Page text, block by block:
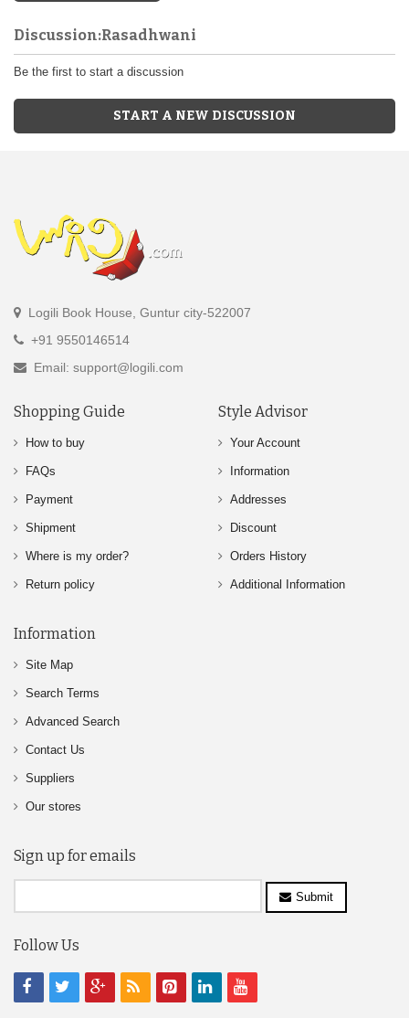
Discussion:Rasadhwani
Be the first to start a discussion
START A NEW DISCUSSION
Logili Book House, Guntur city-522007
+91 9550146514
Email: support@logili.com
Shopping Guide
How to buy
FAQs
Payment
Shipment
Where is my order?
Return policy
Style Advisor
Your Account
Information
Addresses
Discount
Orders History
Additional Information
Information
Site Map
Search Terms
Advanced Search
Contact Us
Suppliers
Our stores
Sign up for emails
Submit
Follow Us